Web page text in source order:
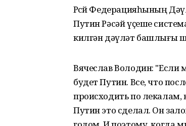
Рәсәй Федерацияһының
Путин Рəсəй үҫеше
килгəн дəүлəт башлығы
Вячеслав Володин: "Если
будет Путин. Все, что
происходить по лекалам,
Путин это сделал. Он